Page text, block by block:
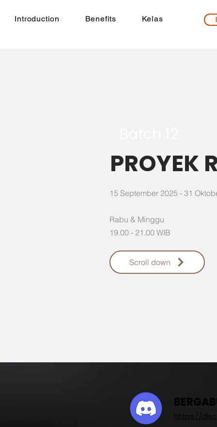
Introduction Benefits Kelas
PROYEK
15 September 2025 - 31
Rabu & Minggu
19.00 - 21.00 WIB
Scroll down
https://